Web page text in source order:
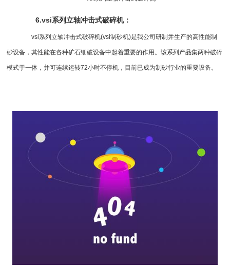
6.vsi系列立轴冲击式破碎机：
vsi系列立轴冲击式破碎机(vsi制砂机)是我公司研制并生产的高性能制
砂设备 ，其性能在各种矿石细破设备中起着重要的作用。该系列产品集两种破碎
模式于一体，并可连续运转72小时不停机，目前已成为制砂行业的重要设备。